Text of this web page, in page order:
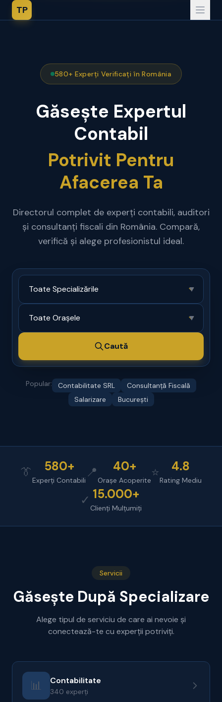
TP
580+ Experți Verificați în România
Găsește Expertul
Contabil
Potrivit Pentru
Afacerea Ta
Directorul complet de experți contabili, auditori
și consultanți fiscali din România. Compară,
verifică și alege profesionistul ideal.
▼
▼
Caută
Popular: Contabilitate SRL
Consultanță Fiscală
Salarizare
București
👔 580+
Experți Contabili
📍 40+
Orașe Acoperite
⭐ 4.8
Rating Mediu
✓ 15.000+
Clienți Mulțumiți
Servicii
Găsește După Specializare
Alege tipul de serviciu de care ai nevoie și
conectează-te cu experții potriviți.
📊 Contabilitate
340 experți